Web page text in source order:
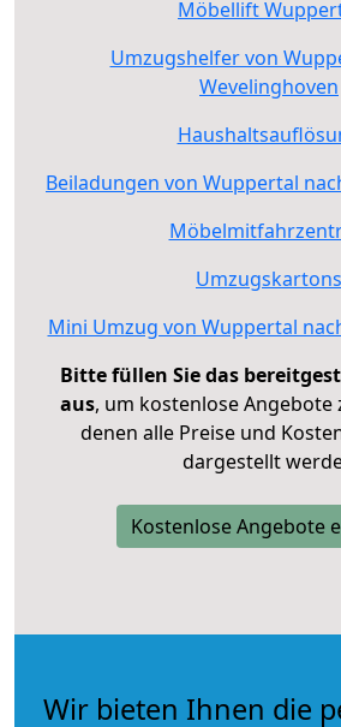
Möbellift
Umzugshelfer von
Wevelinghoven
Beiladungen von Wuppertal
Umzugskartons
Mini Umzug von Wuppertal
Bitte füllen Sie das
aus, um kostenlose Angebote
denen alle Preise und
dargestellt
Kostenlose Angebote
Wir bieten Ihnen die